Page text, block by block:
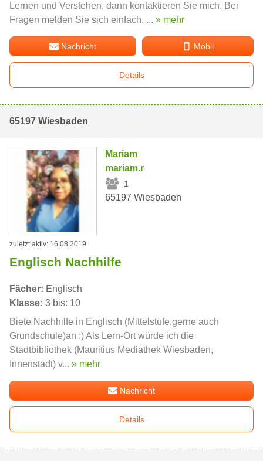
Lernen und Verstehen, dann kontaktieren Sie mich. Bei
Fragen melden Sie sich einfach. ... » mehr
Nachricht Mobil
Details
65197 Wiesbaden
Mariam
mariam.r
1
65197 Wiesbaden
zuletzt aktiv: 16.08.2019
Englisch Nachhilfe
Fächer: Englisch
Klasse: 3 bis: 10
Biete Nachhilfe in Englisch (Mittelstufe,gerne auch
Grundschule)an :) Als Lern-Ort würde ich die
Stadtbibliothek (Mauritius Mediathek Wiesbaden,
Innenstadt) v... » mehr
Nachricht
Details